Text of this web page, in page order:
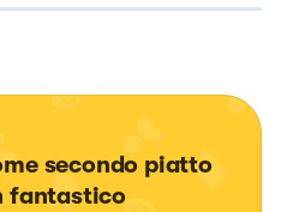
secondo piatto
fantastico